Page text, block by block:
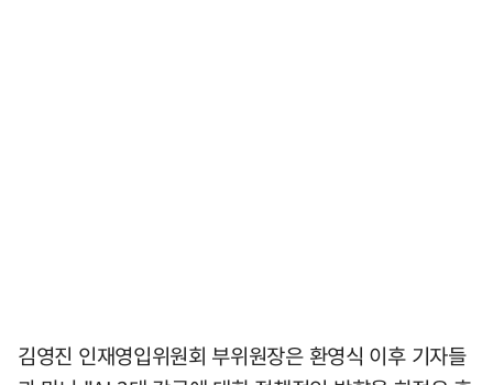
김영진 인재영입위원회 부위원장은 환영식 이후 기자들